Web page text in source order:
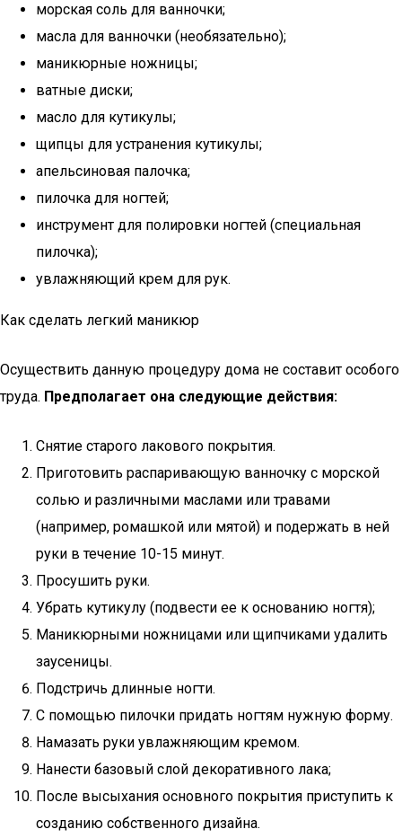
морская соль для ванночки;
масла для ванночки (необязательно);
маникюрные ножницы;
ватные диски;
масло для кутикулы;
щипцы для устранения кутикулы;
апельсиновая палочка;
пилочка для ногтей;
инструмент для полировки ногтей (специальная
пилочка);
увлажняющий крем для рук.
Как сделать легкий маникюр
Осуществить данную процедуру дома не составит особого
труда. Предполагает она следующие действия:
Снятие старого лакового покрытия.
Приготовить распаривающую ванночку с морской
солью и различными маслами или травами
(например, ромашкой или мятой) и подержать в ней
руки в течение 10-15 минут.
Просушить руки.
Убрать кутикулу (подвести ее к основанию ногтя);
Маникюрными ножницами или щипчиками удалить
заусеницы.
Подстричь длинные ногти.
С помощью пилочки придать ногтям нужную форму.
Намазать руки увлажняющим кремом.
Нанести базовый слой декоративного лака;
После высыхания основного покрытия приступить к
созданию собственного дизайна.